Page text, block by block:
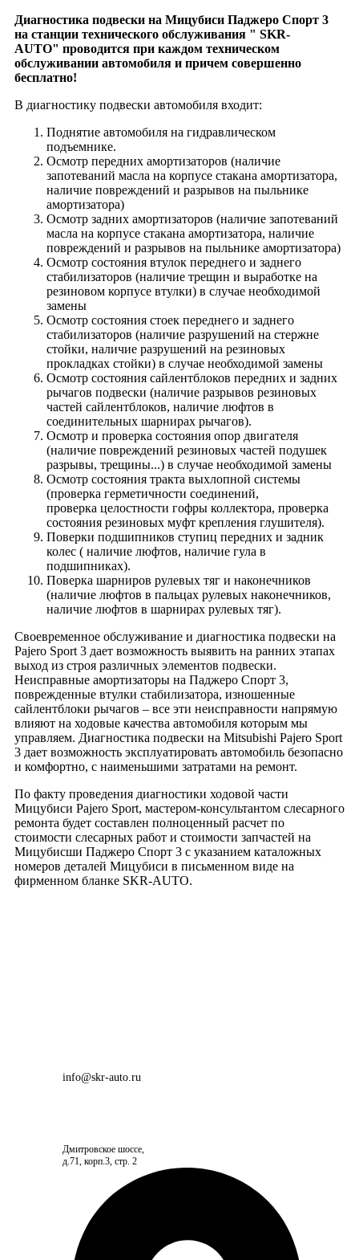
Диагностика подвески на Мицубиси Паджеро Спорт 3
на станции технического обслуживания " SKR-
AUTO" проводится при каждом техническом
обслуживании автомобиля и причем совершенно
бесплатно!
В диагностику подвески автомобиля входит:
Поднятие автомобиля на гидравлическом
подъемнике.
Осмотр передних амортизаторов (наличие
запотеваний масла на корпусе стакана амортизатора,
наличие повреждений и разрывов на пыльнике
амортизатора)
Осмотр задних амортизаторов (наличие запотеваний
масла на корпусе стакана амортизатора, наличие
повреждений и разрывов на пыльнике амортизатора)
Осмотр состояния втулок переднего и заднего
стабилизаторов (наличие трещин и выработке на
резиновом корпусе втулки) в случае необходимой
замены
Осмотр состояния стоек переднего и заднего
стабилизаторов (наличие разрушений на стержне
стойки, наличие разрушений на резиновых
прокладках стойки) в случае необходимой замены
Осмотр состояния сайлентблоков передних и задних
рычагов подвески (наличие разрывов резиновых
частей сайлентблоков, наличие люфтов в
соединительных шарнирах рычагов).
Осмотр и проверка состояния опор двигателя
(наличие повреждений резиновых частей подушек
разрывы, трещины...) в случае необходимой замены
Осмотр состояния тракта выхлопной системы
(проверка герметичности соединений,
проверка целостности гофры коллектора, проверка
состояния резиновых муфт крепления глушителя).
Поверки подшипников ступиц передних и задник
колес ( наличие люфтов, наличие гула в
подшипниках).
Поверка шарниров рулевых тяг и наконечников
(наличие люфтов в пальцах рулевых наконечников,
наличие люфтов в шарнирах рулевых тяг).
Своевременное обслуживание и диагностика подвески на
Pajero Sport 3 дает возможность выявить на ранних этапах
выход из строя различных элементов подвески.
Неисправные амортизаторы на Паджеро Спорт 3,
поврежденные втулки стабилизатора, изношенные
сайлентблоки рычагов – все эти неисправности напрямую
влияют на ходовые качества автомобиля которым мы
управляем. Диагностика подвески на Mitsubishi Pajero Sport
3 дает возможность эксплуатировать автомобиль безопасно
и комфортно, с наименьшими затратами на ремонт.
По факту проведения диагностики ходовой части
Мицубиси Pajero Sport, мастером-консультантом слесарного
ремонта будет составлен полноценный расчет по
стоимости слесарных работ и стоимости запчастей на
Мицубисши Паджеро Спорт 3 с указанием каталожных
номеров деталей Мицубиси в письменном виде на
фирменном бланке SKR-AUTO.
info@skr-auto.ru
Дмитровское шоссе,
д.71, корп.3, стр. 2